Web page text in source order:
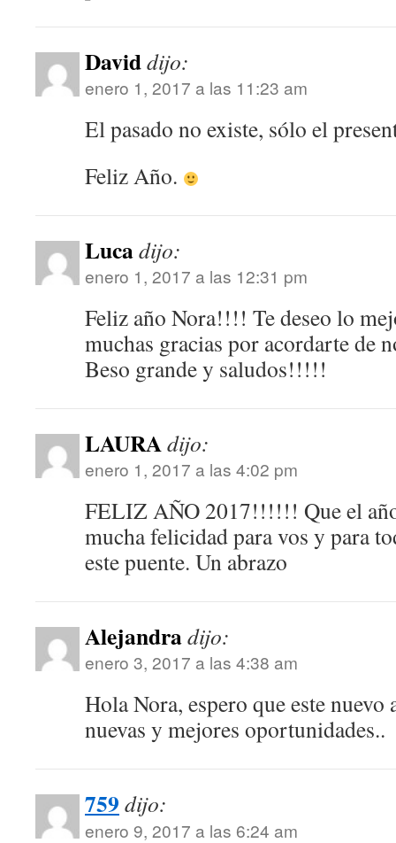
Daviddijo:
enero 1, 2017 a las 11:23 am
El pasado no existe, sólo el
Feliz Año.
Lucadijo:
enero 1, 2017 a las 12:31 pm
Feliz año Nora!!!! Te deseo lo
muchas gracias por acordarte de
Beso grande y saludos!!!!!
LAURAdijo:
enero 1, 2017 a las 4:02 pm
FELIZ AÑO 2017!!!!!! Que el
mucha felicidad para vos y para
este puente. Un abrazo
Alejandradijo:
enero 3, 2017 a las 4:38 am
Hola Nora, espero que este nuevo
nuevas y mejores oportunidades..
759 dijo:
enero 9, 2017 a las 6:24 am